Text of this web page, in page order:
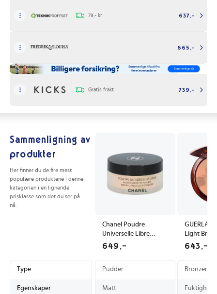
79,- kr 637,-
665,-
Gratis frakt 739,-
Sammenligning av
produkter
Her finner du de fire mest
populære produktene i denne
kategorien i en lignende
prisklasse som det du ser på
nå.
Chanel Poudre
Universelle Libre
Loose Powder 30 gr
649,-
Light
Powder 10
Warm
643,-
Type Pudder Bronzere
Egenskaper Matt